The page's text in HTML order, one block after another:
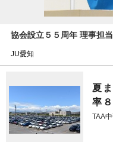
協会設立５５周年 理事担
JU愛知
夏
率
TAA